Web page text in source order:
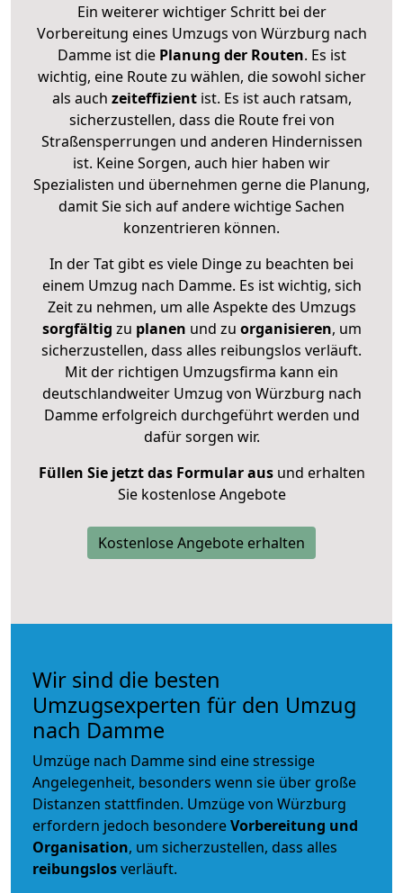
Ein weiterer wichtiger Schritt bei der
Vorbereitung eines Umzugs von Würzburg nach
Damme ist diePlanung der Routen. Es ist
wichtig, eine Route zu wählen, die sowohl sicher
als auch zeiteffizientist. Es ist auch ratsam,
sicherzustellen, dass die Route frei von
Straßensperrungen und anderen Hindernissen
ist. Keine Sorgen, auch hier haben wir
Spezialisten und übernehmen gerne die Planung,
damit Sie sich auf andere wichtige Sachen
konzentrieren können.
In der Tat gibt es viele Dinge zu beachten bei
einem Umzug nach Damme. Es ist wichtig, sich
Zeit zu nehmen, um alle Aspekte des Umzugs
sorgfältig zu planen und zu organisieren, um
sicherzustellen, dass alles reibungslos verläuft.
Mit der richtigen Umzugsfirma kann ein
deutschlandweiter Umzug von Würzburg nach
Damme erfolgreich durchgeführt werden und
dafür sorgen wir.
Füllen Sie jetzt das Formular ausund erhalten
Sie kostenlose Angebote
Kostenlose Angebote erhalten
Wir sind die besten
Umzugsexperten für den Umzug
nach Damme
Umzüge nach Damme sind eine stressige
Angelegenheit, besonders wenn sie über große
Distanzen stattfinden. Umzüge von Würzburg
erfordern jedoch besondereVorbereitung und
Organisation, um sicherzustellen, dass alles
reibungslosverläuft.